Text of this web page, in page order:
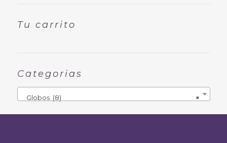
Tu carrito
Categorias
×
Globos (8)